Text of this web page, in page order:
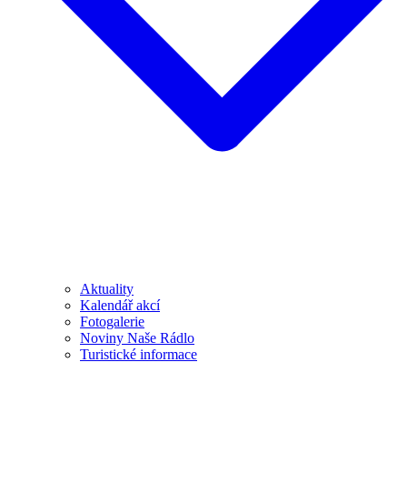
Aktuality
Kalendář akcí
Fotogalerie
Noviny Naše Rádlo
Turistické informace